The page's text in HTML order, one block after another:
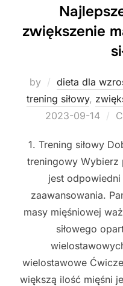
zwiększenie
by dieta dla
trening siłowy,
2023-09-14
1. Trening siłowy
treningowy Wybierz
jest
zaawansowania.
masy mięśniowej
siłowego
wielostawowe
większą ilość mięśni